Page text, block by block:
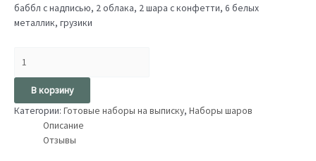
баббл с надписью, 2 облака, 2 шара с конфетти, 6 белых
металлик, грузики
В корзину
Категории: Готовые наборы на выписку, Наборы шаров
Описание
Отзывы